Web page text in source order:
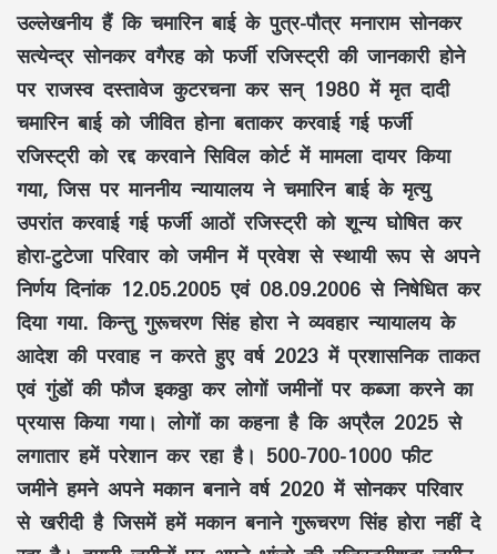
उल्लेखनीय हैं कि चमारिन बाई के पुत्र-पौत्र मनाराम सोनकर
सत्येन्द्र सोनकर वगैरह को फर्जी रजिस्ट्री की जानकारी होने
पर राजस्व दस्तावेज कुटरचना कर सन् 1980 में मृत दादी
चमारिन बाई को जीवित होना बताकर करवाई गई फर्जी
रजिस्ट्री को रद्द करवाने सिविल कोर्ट में मामला दायर किया
गया, जिस पर माननीय न्यायालय ने चमारिन बाई के मृत्यु
उपरांत करवाई गई फर्जी आठों रजिस्ट्री को शून्य घोषित कर
होरा-टुटेजा परिवार को जमीन में प्रवेश से स्थायी रूप से अपने
निर्णय दिनांक 12.05.2005 एवं 08.09.2006 से निषेधित कर
दिया गया. किन्तु गुरूचरण सिंह होरा ने व्यवहार न्यायालय के
आदेश की परवाह न करते हुए वर्ष 2023 में प्रशासनिक ताकत
एवं गुंडों की फौज इकठ्ठा कर लोगों जमीनों पर कब्जा करने का
प्रयास किया गया। लोगों का कहना है कि अप्रैल 2025 से
लगातार हमें परेशान कर रहा है। 500-700-1000 फीट
जमीने हमने अपने मकान बनाने वर्ष 2020 में सोनकर परिवार
से खरीदी है जिसमें हमें मकान बनाने गुरूचरण सिंह होरा नहीं दे